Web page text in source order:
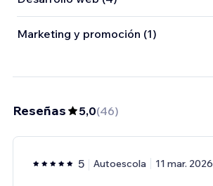
Marketing y promoción (1)
Reseñas 5,0(46)
5 Autoescola 11 mar. 2026